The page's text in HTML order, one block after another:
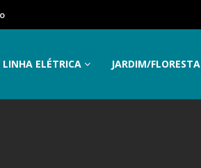
LINHA ELÉTRICA JARDIM/FLORESTA